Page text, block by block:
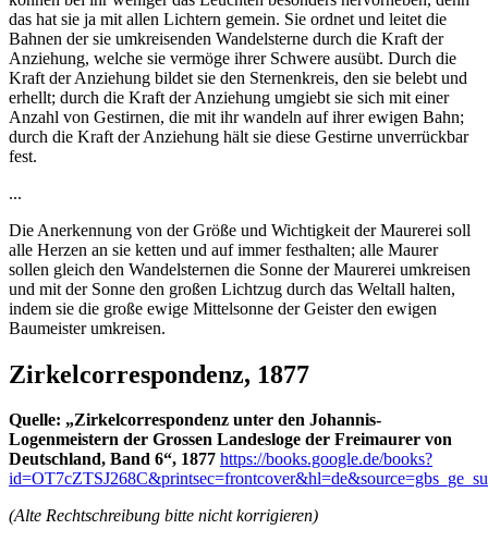
das hat sie ja mit allen Lichtern gemein. Sie ordnet und leitet die
Bahnen der sie umkreisenden Wandelsterne durch die Kraft der
Anziehung, welche sie vermöge ihrer Schwere ausübt. Durch die
Kraft der Anziehung bildet sie den Sternenkreis, den sie belebt und
erhellt; durch die Kraft der Anziehung umgiebt sie sich mit einer
Anzahl von Gestirnen, die mit ihr wandeln auf ihrer ewigen Bahn;
durch die Kraft der Anziehung hält sie diese Gestirne unverrückbar
fest.
...
Die Anerkennung von der Größe und Wichtigkeit der Maurerei soll
alle Herzen an sie ketten und auf immer festhalten; alle Maurer
sollen gleich den Wandelsternen die Sonne der Maurerei umkreisen
und mit der Sonne den großen Lichtzug durch das Weltall halten,
indem sie die große ewige Mittelsonne der Geister den ewigen
Baumeister umkreisen.
Zirkelcorrespondenz, 1877
Quelle: „Zirkelcorrespondenz unter den Johannis-
Logenmeistern der Grossen Landesloge der Freimaurer von
Deutschland, Band 6“, 1877 https://books.google.de/books?
(Alte Rechtschreibung bitte nicht korrigieren)